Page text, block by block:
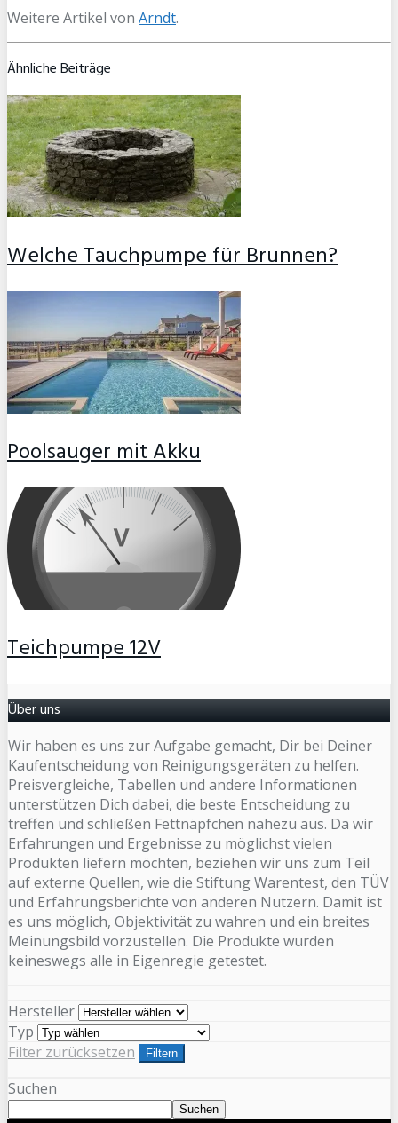
Weitere Artikel von Arndt.
Ähnliche Beiträge
Welche Tauchpumpe für Brunnen?
Poolsauger mit Akku
Teichpumpe 12V
Über uns
Wir haben es uns zur Aufgabe gemacht, Dir bei Deiner
Kaufentscheidung von Reinigungsgeräten zu helfen.
Preisvergleiche, Tabellen und andere Informationen
unterstützen Dich dabei, die beste Entscheidung zu
treffen und schließen Fettnäpfchen nahezu aus. Da wir
Erfahrungen und Ergebnisse zu möglichst vielen
Produkten liefern möchten, beziehen wir uns zum Teil
auf externe Quellen, wie die Stiftung Warentest, den TÜV
und Erfahrungsberichte von anderen Nutzern. Damit ist
es uns möglich, Objektivität zu wahren und ein breites
Meinungsbild vorzustellen. Die Produkte wurden
keineswegs alle in Eigenregie getestet.
Hersteller
Typ
Filter zurücksetzen
Filtern
Suchen
Suchen